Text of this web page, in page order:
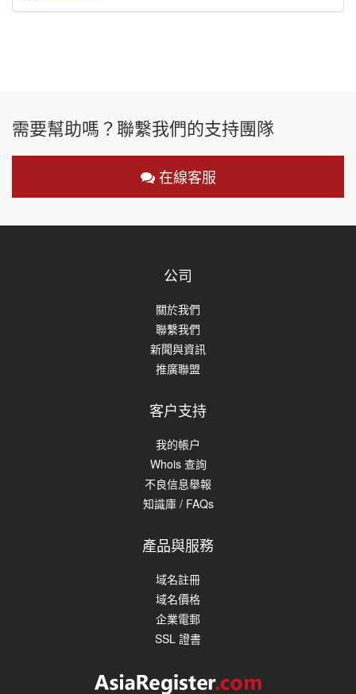
需要幫助嗎？聯繫我們的支持團隊
在線客服
公司
關於我們
聯繫我們
新聞與資訊
推廣聯盟
客户支持
我的帳户
Whois 查詢
不良信息舉報
知識庫 / FAQs
產品與服務
域名註冊
域名價格
企業電郵
SSL 證書